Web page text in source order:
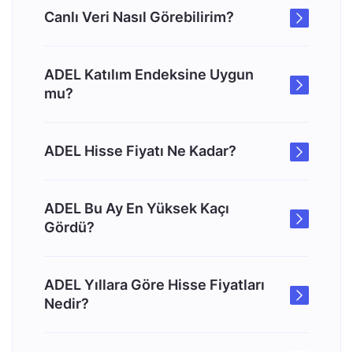
Canlı Veri Nasıl Görebilirim?
ADEL Katılım Endeksine Uygun
mu?
ADEL Hisse Fiyatı Ne Kadar?
ADEL Bu Ay En Yüksek Kaçı
Gördü?
ADEL Yıllara Göre Hisse Fiyatları
Nedir?